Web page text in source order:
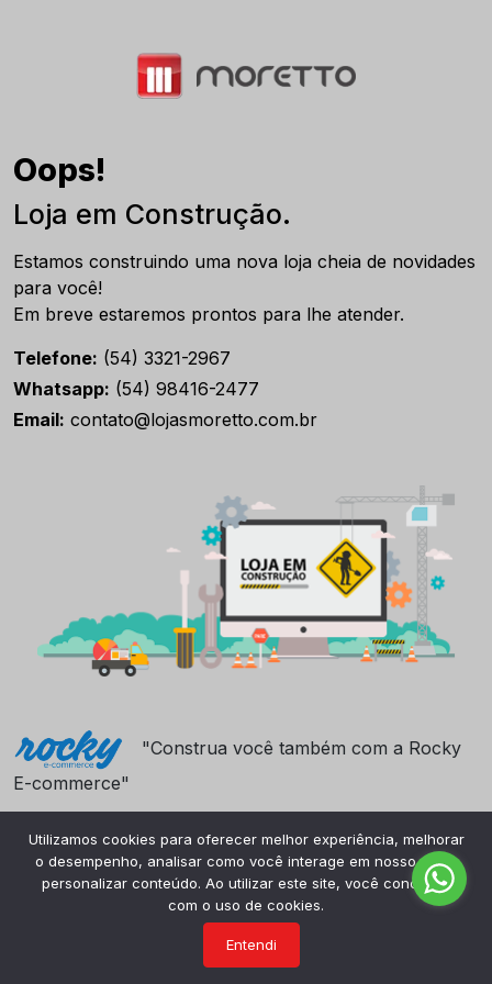
Oops!
Loja em Construção.
Estamos construindo uma nova loja cheia de novidades
para você!
Em breve estaremos prontos para lhe atender.
Telefone: (54) 3321-2967
Whatsapp: (54) 98416-2477
Email: contato@lojasmoretto.com.br
"Construa você também com a Rocky
E-commerce"
Utilizamos cookies para oferecer melhor experiência, melhorar
o desempenho, analisar como você interage em nosso site e
personalizar conteúdo. Ao utilizar este site, você concorda
com o uso de cookies.
Entendi